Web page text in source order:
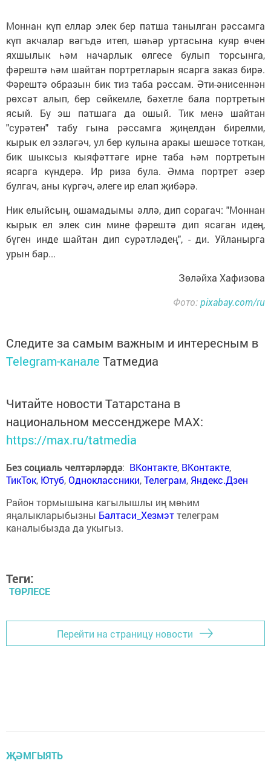
Моннан күп еллар элек бер патша танылган рәссамга
күп акчалар вәгъдә итеп, шәһәр уртасына куяр өчен
яхшылык һәм начарлык өлгесе булып торсынга,
фәрештә һәм шайтан портретларын ясарга заказ бирә.
Фәрештә образын бик тиз таба рәссам. Әти-әнисеннән
рөхсәт алып, бер сөйкемле, бәхетле бала портретын
ясый. Бу эш патшага да ошый. Тик менә шайтан
"сурәтен" табу гына рәссамга җиңелдән бирелми,
кырык ел эзләгәч, ул бер кулына аракы шешәсе тоткан,
бик шыксыз кыяфәттәге ирне таба һәм портретын
ясарга күндерә. Ир риза була. Әмма портрет әзер
булгач, аны күргәч, әлеге ир елап җибәрә.
Ник елыйсың, ошамадымы әллә, дип сорагач: "Моннан
кырык ел элек син мине фәрештә дип ясаган идең,
бүген инде шайтан дип сурәтләдең", - ди. Уйланырга
урын бар...
Зөләйха Хафизова
Фото:pixabay.com/ru
Следите за самым важным и интересным в
Telegram-канале Татмедиа
Читайте новости Татарстана в
национальном мессенджере MАХ:
https://max.ru/tatmedia
Без социаль челтәрләрдә: ВКонтакте, ВКонтакте,
ТикТок, Ютуб,Одноклассники,Телеграм, Яндекс.Дзен
Район тормышына кагылышлы иң мөһим
яңалыкларыбызны Балтаси_Хезмэттелеграм
каналыбызда да укыгыз.
Теги:
ТӨРЛЕСЕ
Перейти на страницу новости
ҖӘМГЫЯТЬ